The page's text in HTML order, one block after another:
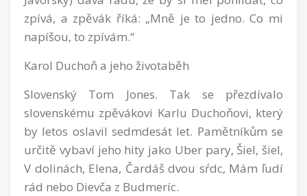
zpívá, a zpěvák říká: „Mně je to jedno. Co mi
napíšou, to zpívám.“
Karol Duchoň a jeho životaběh
Slovenský Tom Jones. Tak se přezdívalo
slovenskému zpěvákovi Karlu Duchoňovi, který
by letos oslavil sedmdesát let. Pamětníkům se
určitě vybaví jeho hity jako Uber pary, Šiel, šiel,
V dolinách, Elena, Čardáš dvou sŕdc, Mám ľudí
rád nebo Dievča z Budmeríc.